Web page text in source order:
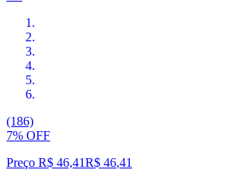
(186)
7% OFF
Preço R$ 46,41R$ 46,41